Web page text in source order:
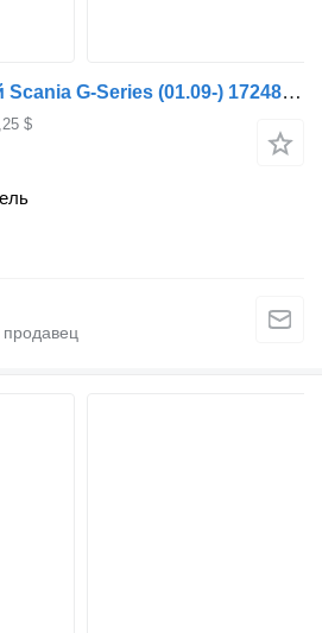
Ресивер воздушный Scania G-Series (01.09-) 1724860 1427797 для тягача Scania P,G,R,T-series (2004-2017)
$